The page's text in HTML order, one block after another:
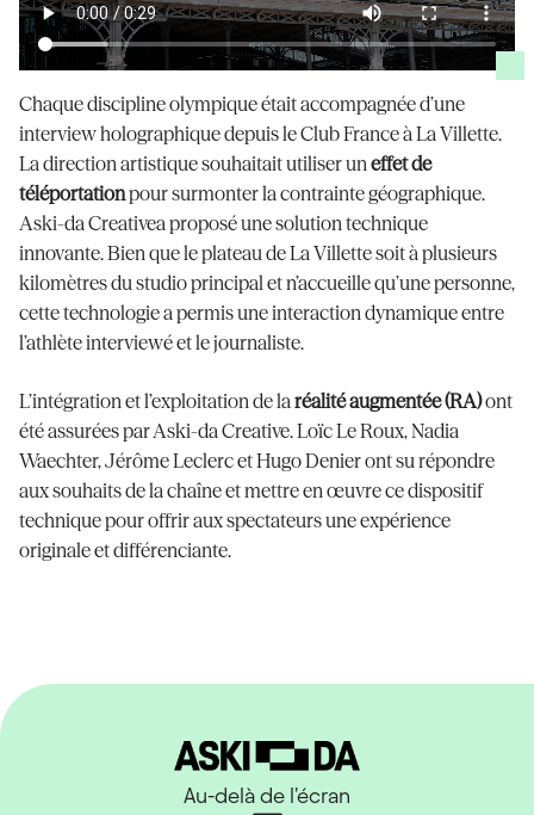
Chaque discipline olympique était accompagnée d’une
interview holographique depuis le Club France à La Villette.
La direction artistique souhaitait utiliser uneffet de
téléportationpour surmonter la contrainte géographique.
Aski-da Creativea proposé une solution technique
innovante. Bien que le plateau de La Villette soit à plusieurs
kilomètres du studio principal et n’accueille qu’une personne,
cette technologie a permis une interaction dynamique entre
l’athlète interviewé et le journaliste.
L’intégration et l’exploitation de laréalité augmentée (RA)ont
été assurées par Aski-da Creative. Loïc Le Roux, Nadia
Waechter, Jérôme Leclerc et Hugo Denier ont su répondre
aux souhaits de la chaîne et mettre en œuvre ce dispositif
technique pour offrir aux spectateurs une expérience
originale et différenciante.
Au-delà de l'écran